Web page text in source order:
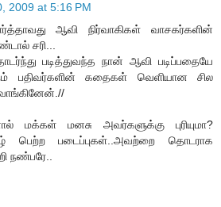
2009 at 5:16 PM
ஆவி நிர்வாகிகள் வாசகர்களின்
சரி...
படித்துவந்த நான் ஆவி படிப்பதையே
பதிவர்களின் கதைகள் வெளியான சில
மக்கள் மனசு அவர்களுக்கு புரியுமா?
பெற்ற படைப்புகள்..அவற்றை தொடராக
நண்பரே..